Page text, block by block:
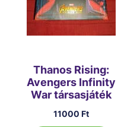
Thanos Rising:
Avengers Infinity
War társasjáték
11000Ft